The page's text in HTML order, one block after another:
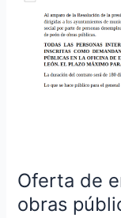
Oferta de
obras
peones
obras
públicas,
plazo
oficina
de